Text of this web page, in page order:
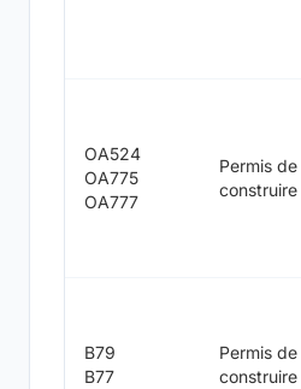
OA524
OA775
OA777
Permis de
construire
B79
B77
Permis de
construire